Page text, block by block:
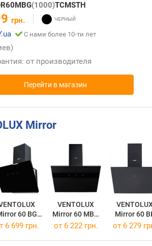
(1000)TCMSTH
грн.
С нами более 10-ти лет
от производителя
Перейти в магазин
Mirror
60 BG
TC MS
VENTOLUX
Mirror 60 MBG
1000 TC MS
Mirror 60
800 TC
6 699 грн. от 6 222 грн. от 6 279